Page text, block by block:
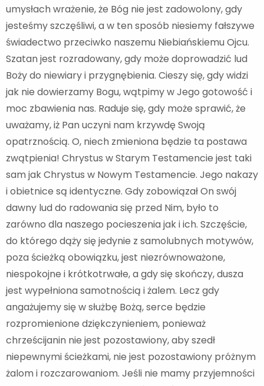
umysłach wrażenie, że Bóg nie jest zadowolony, gdy
jesteśmy szczęśliwi, a w ten sposób niesiemy fałszywe
świadectwo przeciwko naszemu Niebiańskiemu Ojcu.
Szatan jest rozradowany, gdy może doprowadzić lud
Boży do niewiary i przygnębienia. Cieszy się, gdy widzi
jak nie dowierzamy Bogu, wątpimy w Jego gotowość i
moc zbawienia nas. Raduje się, gdy może sprawić, że
uważamy, iż Pan uczyni nam krzywdę Swoją
opatrznością. O, niech zmieniona będzie ta postawa
zwątpienia! Chrystus w Starym Testamencie jest taki
sam jak Chrystus w Nowym Testamencie. Jego nakazy
i obietnice są identyczne. Gdy zobowiązał On swój
dawny lud do radowania się przed Nim, było to
zarówno dla naszego pocieszenia jak i ich. Szczęście,
do którego dąży się jedynie z samolubnych motywów,
poza ścieżką obowiązku, jest niezrównoważone,
niespokojne i krótkotrwałe, a gdy się skończy, dusza
jest wypełniona samotnością i żalem. Lecz gdy
angażujemy się w służbę Bożą, serce będzie
rozpromienione dziękczynieniem, ponieważ
chrześcijanin nie jest pozostawiony, aby szedł
niepewnymi ścieżkami, nie jest pozostawiony próżnym
żalom i rozczarowaniom. Jeśli nie mamy przyjemności